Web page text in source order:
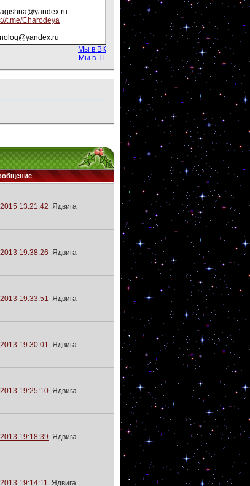
t.me/Charodeya
Мы в ВК
Мы в ТГ
13:21:42 Ядвига
19:38:26 Ядвига
19:33:51 Ядвига
19:30:01 Ядвига
19:25:10 Ядвига
19:18:39 Ядвига
19:14:11 Ядвига